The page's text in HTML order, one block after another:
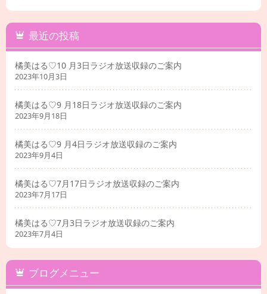
最近の投稿
橘美はる♡10 月3日ラジオ放送収録のご案内
2023年10月3日
橘美はる♡9 月18日ラジオ放送収録のご案内
2023年9月18日
橘美はる♡9 月4日ラジオ放送収録のご案内
2023年9月4日
橘美はる♡7月17日ラジオ放送収録のご案内
2023年7月17日
橘美はる♡7月3日ラジオ放送収録のご案内
2023年7月4日
ブログメニュー